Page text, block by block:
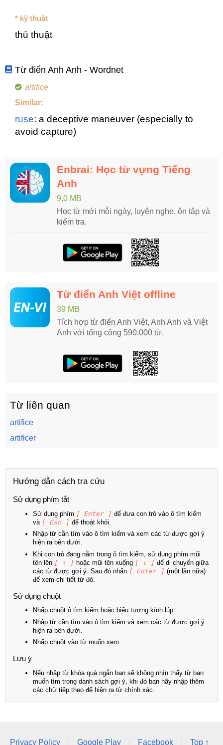
* kỹ thuật
thủ thuật
Từ điển Anh Anh - Wordnet
artifice
Similar:
ruse: a deceptive maneuver (especially to
avoid capture)
Enbrai: Học từ vựng Tiếng
Anh
9,0 MB
Học từ mới mỗi ngày, luyện nghe, ôn tập và
kiểm tra.
Từ điển Anh Việt offline
39 MB
Tích hợp từ điển Anh Việt, Anh Anh và Việt
Anh với tổng cộng 590.000 từ.
Từ liên quan
artifice
artificer
Hướng dẫn cách tra cứu
Sử dụng phím tắt
Sử dụng phím [ Enter ] để đưa con trỏ vào ô tìm kiếm
và [ Esc ] để thoát khỏi.
Nhập từ cần tìm vào ô tìm kiếm và xem các từ được gợi ý
hiện ra bên dưới.
Khi con trỏ đang nằm trong ô tìm kiếm, sử dụng phím mũi
tên lên [ ↑ ] hoặc mũi tên xuống [ ↓ ] để di chuyển giữa
các từ được gợi ý. Sau đó nhấn [ Enter ] (một lần nữa)
để xem chi tiết từ đó.
Sử dụng chuột
Nhấp chuột ô tìm kiếm hoặc biểu tượng kính lúp.
Nhập từ cần tìm vào ô tìm kiếm và xem các từ được gợi ý
hiện ra bên dưới.
Nhấp chuột vào từ muốn xem.
Lưu ý
Nếu nhập từ khóa quá ngắn bạn sẽ không nhìn thấy từ bạn
muốn tìm trong danh sách gợi ý, khi đó bạn hãy nhập thêm
các chữ tiếp theo để hiện ra từ chính xác.
Privacy Policy Google Play Facebook Top ↑